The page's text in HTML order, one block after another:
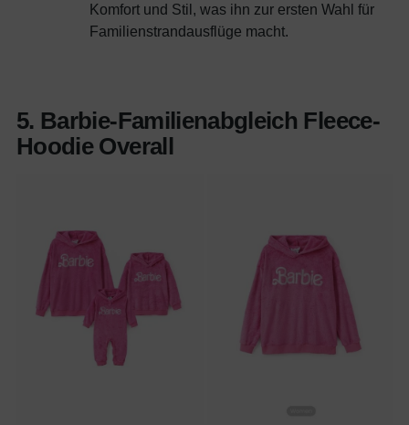
Komfort und Stil, was ihn zur ersten Wahl für
Familienstrandausflüge macht.
5. Barbie-Familienabgleich Fleece-
Hoodie Overall